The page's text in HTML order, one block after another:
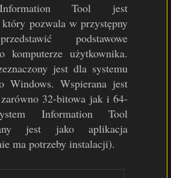
Tool jest
pozwala w przystępny
podstawowe
komputerze użytkownika.
jest dla systemu
Windows. Wspierana jest
32-bitowa jak i 64-
Information Tool
jest jako aplikacja
ma potrzeby instalacji).